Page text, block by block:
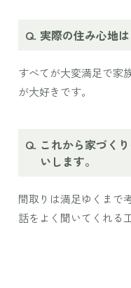
実際の住み心地
すべてが大変満足で家
が大好きです。
これから家づく
いします。
間取りは満足ゆくまで
話をよく聞いてくれる